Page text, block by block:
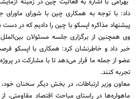
بهرامی با اشاره به فعالیت چین در زمینه
داد: با توجه به همکاری چین با شورای
پیشنهاد مذاکره اپسکو با چین را دادیم که در دست
وی همچنین از برگزاری جلسه مسئولان
خبر داد و خاطرنشان کرد: همکاری با اپسکو
عضو از جمله ما قرار می‌دهد تا با مشارکت در
تجربه کنند.
معاون وزیر ارتباطات، در بخش دیگر سخنان
ماهواره‌ها در راستای مباحث اقتصاد مقاومتی،